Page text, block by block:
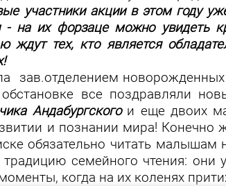
участники акции в этом году
- на их форзаце можно увидеть
ждут тех, кто является
зав.отделением новорожденных
все поздравляли
Андабургскогои еще двоих
и познании мира!
обязательно читать малышам
семейного чтения:
когда на их коленях